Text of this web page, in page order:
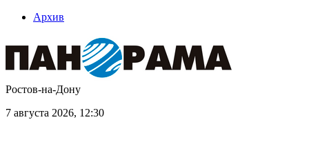
Архив
Ростов-на-Дону
7 августа 2026, 12:30